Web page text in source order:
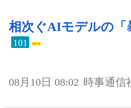
相次ぐAIモデルの「
101
08月10日 08:02 時事通信